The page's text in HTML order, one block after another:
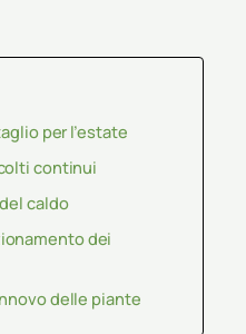
per l’estate
continui
caldo
dei
delle piante